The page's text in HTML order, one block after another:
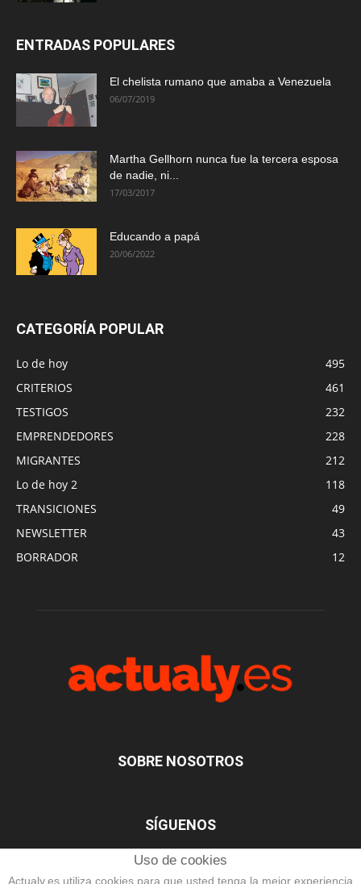
ENTRADAS POPULARES
El chelista rumano que amaba a Venezuela
06/07/2019
Martha Gellhorn nunca fue la tercera esposa
de nadie, ni...
17/03/2017
Educando a papá
20/06/2022
CATEGORÍA POPULAR
Lo de hoy
495
CRITERIOS
461
TESTIGOS
232
EMPRENDEDORES
228
MIGRANTES
212
Lo de hoy 2
118
TRANSICIONES
49
NEWSLETTER
43
BORRADOR
12
SOBRE NOSOTROS
SÍGUENOS
Uso de cookies
Actualy.es utiliza cookies para que usted tenga la mejor experiencia